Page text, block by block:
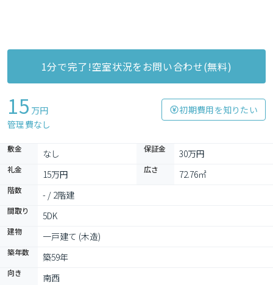
1分で完了!空室状況をお問い合わせ(無料)
15 万円
管理費なし
初期費用を知りたい
敷金 なし 保証金 30万円
礼金 15万円 広さ 72.76㎡
階数 - / 2階建
間取り 5DK
建物 一戸建て (木造)
築年数 築59年
向き 南西